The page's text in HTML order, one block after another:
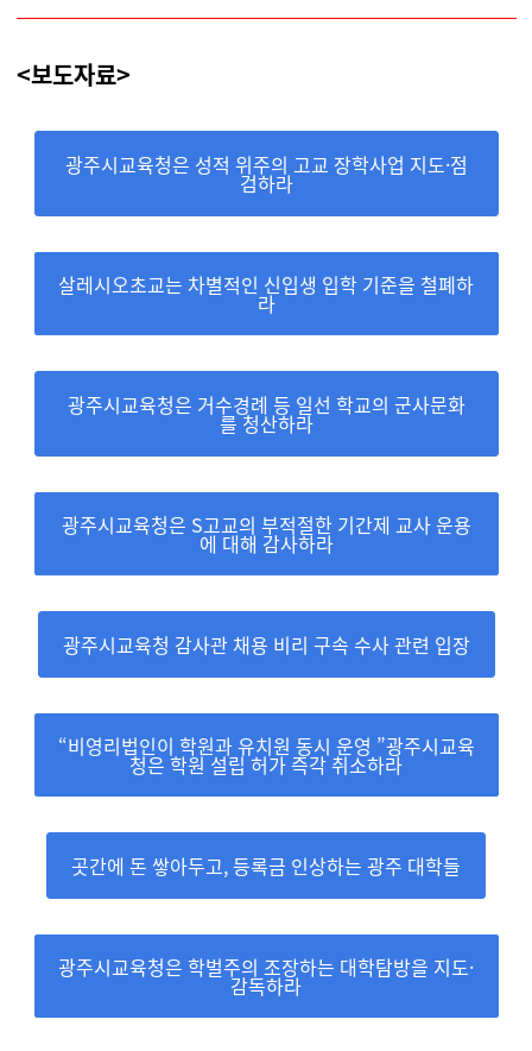
<보도자료>
광주시교육청은 성적 위주의 고교 장학사업 지도·점
검하라
살레시오초교는 차별적인 신입생 입학 기준을 철폐하
라
광주시교육청은 거수경례 등 일선 학교의 군사문화
를 청산하라
광주시교육청은 S고교의 부적절한 기간제 교사 운용
에 대해 감사하라
광주시교육청 감사관 채용 비리 구속 수사 관련 입장
“비영리법인이 학원과 유치원 동시 운영 ”광주시교육
청은 학원 설립 허가 즉각 취소하라
곳간에 돈 쌓아두고, 등록금 인상하는 광주 대학들
광주시교육청은 학벌주의 조장하는 대학탐방을 지도·
감독하라